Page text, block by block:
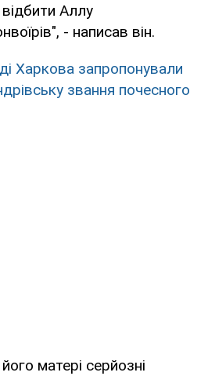
Аллу
- написав він.
Харкова запропонували
звання почесного
матері серйозні